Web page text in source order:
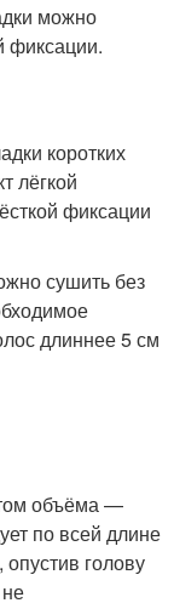
можно
фиксации.
коротких
лёгкой
фиксации
сушить без
длиннее 5 см
объёма —
по всей длине
голову